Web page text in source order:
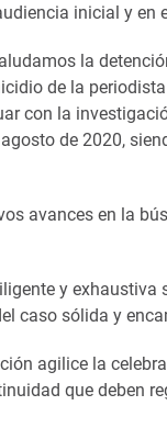
inicial y en
la
de la
con la
de 2020,
avances en la
y
caso sólida y
agilice la
que deben